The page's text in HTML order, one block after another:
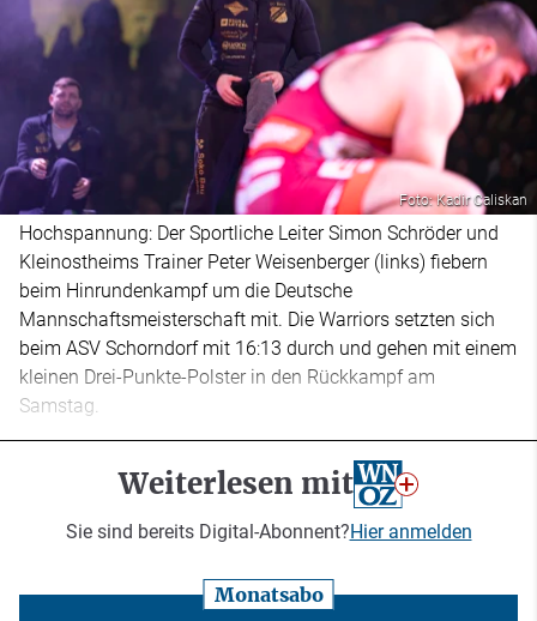
Foto: Kadir Caliskan
Hochspannung: Der Sportliche Leiter Simon Schröder und
Kleinostheims Trainer Peter Weisenberger (links) fiebern
beim Hinrundenkampf um die Deutsche
Mannschaftsmeisterschaft mit. Die Warriors setzten sich
beim ASV Schorndorf mit 16:13 durch und gehen mit einem
kleinen Drei-Punkte-Polster in den Rückkampf am
Samstag.
Weiterlesen mit
Sie sind bereits Digital-Abonnent?Hier anmelden
Monatsabo